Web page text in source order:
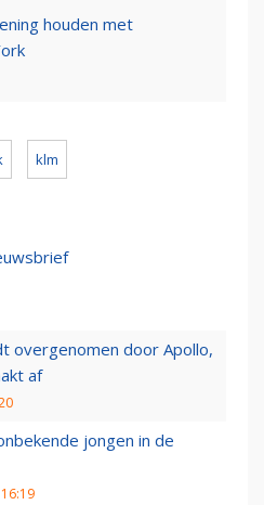
houden met
klm
overgenomen door Apollo,
af
jongen in de